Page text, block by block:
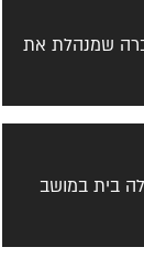
שמנהלת את
בית במושב